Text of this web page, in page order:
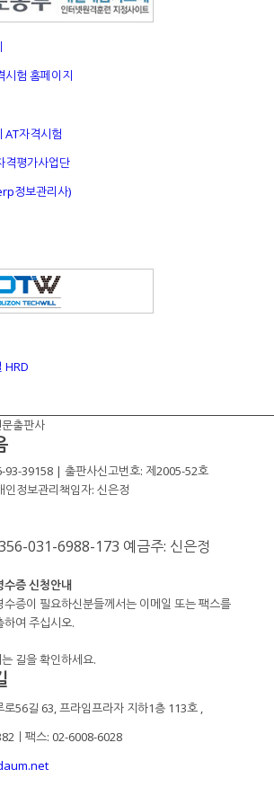
출판사
93-39158 | 출판사신고번호: 제2005-52호
정보관리책임자: 신은정
031-6988-173 예금주: 신은정
수증 신청안내
증이 필요하신분들께서는 이메일 또는 팩스를
여 주십시오.
길을 확인하세요.
로56길 63, 프라임프라자 지하1층 113호 ,
ㅣ팩스: 02-6008-6028